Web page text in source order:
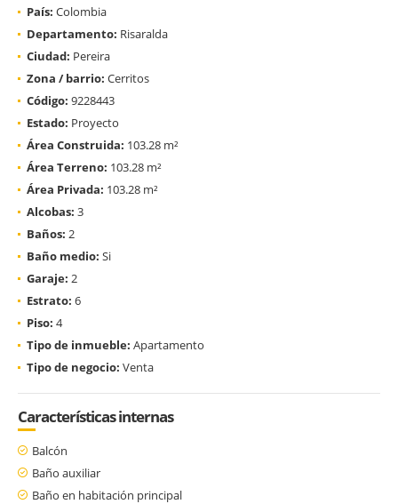
País: Colombia
Departamento: Risaralda
Ciudad: Pereira
Zona / barrio: Cerritos
Código: 9228443
Estado: Proyecto
Área Construida: 103.28 m²
Área Terreno: 103.28 m²
Área Privada: 103.28 m²
Alcobas: 3
Baños: 2
Baño medio: Si
Garaje: 2
Estrato: 6
Piso: 4
Tipo de inmueble: Apartamento
Tipo de negocio: Venta
Características internas
Balcón
Baño auxiliar
Baño en habitación principal